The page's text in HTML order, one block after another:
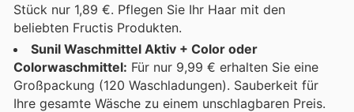
Stück nur 1,89 €. Pflegen Sie Ihr Haar mit den
beliebten Fructis Produkten.
Sunil Waschmittel Aktiv + Color oder
Colorwaschmittel: Für nur 9,99 € erhalten Sie eine
Großpackung (120 Waschladungen). Sauberkeit für
Ihre gesamte Wäsche zu einem unschlagbaren Preis.